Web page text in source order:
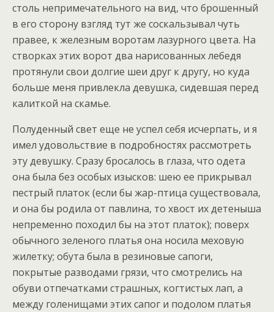
столь непримечательного на вид, что брошенный
в его сторону взгляд тут же соскальзывал чуть
правее, к железным воротам лазурного цвета. На
створках этих ворот два нарисованных лебедя
протянули свои долгие шеи друг к другу, но куда
больше меня привлекла девушка, сидевшая перед
калиткой на скамье.
Полуденный свет еще не успел себя исчерпать, и я
имел удовольствие в подробностях рассмотреть
эту девушку. Сразу бросалось в глаза, что одета
она была без особых изысков: шею ее прикрывал
пестрый платок (если бы жар-птица существовала,
и она бы родила от павлина, то хвост их детеныша
непременно походил бы на этот платок); поверх
обычного зеленого платья она носила меховую
жилетку; обута была в резиновые сапоги,
покрытые разводами грязи, что смотрелись на
обуви отпечатками страшных, когтистых лап, а
между голенищами этих сапог и подолом платья